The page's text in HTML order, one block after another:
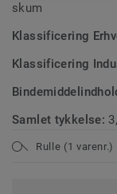
skum
Klassificering
Klassificering
Samlet tykkelse:
Rulle (1 varenr.)